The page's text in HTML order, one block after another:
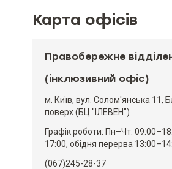
Карта офісів
Правобережне
(інклюзивний офіс)
м. Київ, вул. Солом'янська 11,
поверх (БЦ "ІЛЕВЕН")
Графік роботи: Пн–Чт:
17:00, обідня перерва
(067)245-28-37